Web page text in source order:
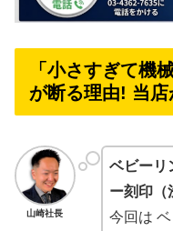
「小さすぎて機
が断る理由! 当店
山崎社長
ベビーリ
ー刻印（
今回は